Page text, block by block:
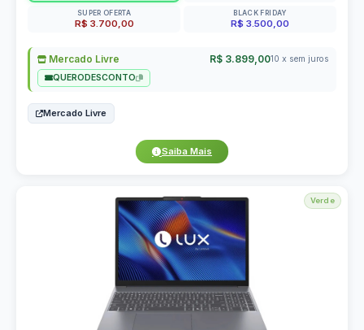
SUPER OFERTA
R$ 3.700,00
BLACK FRIDAY
R$ 3.500,00
Mercado Livre R$ 3.899,0010 x sem juros
QUERODESCONTO
Mercado Livre
Saiba Mais
Verde